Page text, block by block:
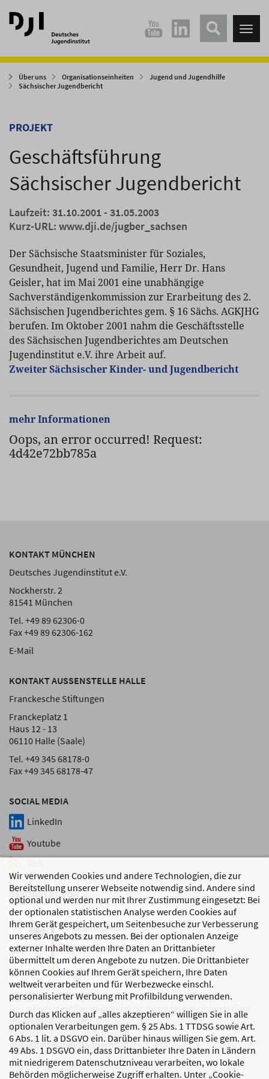
Direkt
zum
Hauptinhalt
Direkt
zum
Hauptmenü
Wir verwenden Cookies und andere Technologien, die zur
Bereitstellung unserer Webseite notwendig sind. Andere sind
optional und werden nur mit Ihrer Zustimmung eingesetzt: Bei
der optionalen statistischen Analyse werden Cookies auf
Ihrem Gerät gespeichert, um Seitenbesuche zur Verbesserung
unseres Angebots zu messen. Bei der optionalen Anzeige
externer Inhalte werden Ihre Daten an Drittanbieter
übermittelt um deren Angebote zu nutzen. Die Drittanbieter
können Cookies auf Ihrem Gerät speichern, Ihre Daten
weltweit verarbeiten und für Werbezwecke einschl.
personalisierter Werbung mit Profilbildung verwenden.
Durch das Klicken auf „alles akzeptieren“ willigen Sie in alle
optionalen Verarbeitungen gem. § 25 Abs. 1 TTDSG sowie Art.
6 Abs. 1 lit. a DSGVO ein. Darüber hinaus willigen Sie gem. Art.
49 Abs. 1 DSGVO ein, dass Drittanbieter Ihre Daten in Ländern
mit niedrigerem Datenschutzniveau verarbeiten, wo lokale
Behörden möglicherweise Zugriff erhalten. Unter „Cookie-
Über uns Organisationseinheiten
Jugend und Jugendhilfe
Sächsischer Jugendbericht
PROJEKT
Geschäftsführung
Sächsischer Jugendbericht
Laufzeit: 31.10.2001 - 31.05.2003
Kurz-URL: www.dji.de/jugber_sachsen
Der Sächsische Staatsminister für Soziales,
Gesundheit, Jugend und Familie, Herr Dr. Hans
Geisler, hat im Mai 2001 eine unabhängige
Sachverständigenkommission zur Erarbeitung des 2.
Sächsischen Jugendberichtes gem. § 16 Sächs. AGKJHG
berufen. Im Oktober 2001 nahm die Geschäftsstelle
des Sächsischen Jugendberichtes am Deutschen
Jugendinstitut e.V. ihre Arbeit auf.
Zweiter Sächsischer Kinder- und Jugendbericht
mehr Informationen
Oops, an error occurred! Request:
4d42e72bb785a
SOCIAL MEDIA
LinkedIn
Youtube
KONTAKT MÜNCHEN
Deutsches Jugendinstitut e.V.
Nockherstr. 2
81541 München
Tel. +49 89 62306-0
Fax +49 89 62306-162
E-Mail
KONTAKT AUSSENSTELLE HALLE
Franckesche Stiftungen
Franckeplatz 1
Haus 12 - 13
06110 Halle (Saale)
Tel. +49 345 68178-0
Fax +49 345 68178-47
GEFÖRDERT VON
Das DJI wird größtenteils gefördert vom Bundesministerium
für Bildung, Familie,
Senioren, Frauen und Jugend
sowie den Bundesländern.